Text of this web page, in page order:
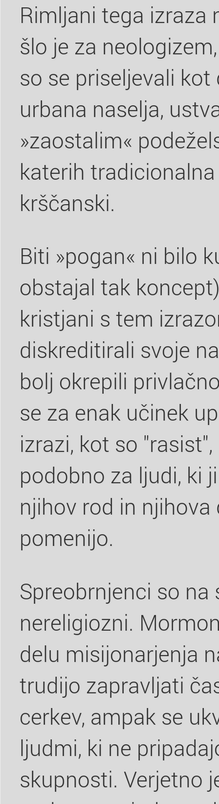
Rimljani tega izraza
šlo je za
so se priseljevali
urbana naselja,
»zaostalim«
katerih
krščanski.
Biti »pogan« ni bilo
obstajal tak
kristjani s tem
diskreditirali svoje
bolj okrepili
se za enak učinek
izrazi, kot so
podobno za ljudi, ki
njihov rod in
pomenijo.
Spreobrnjenci so
nereligiozni.
delu misijonarjenja
trudijo zapravljati
cerkev, ampak se
ljudmi, ki ne
skupnosti. Verjetno